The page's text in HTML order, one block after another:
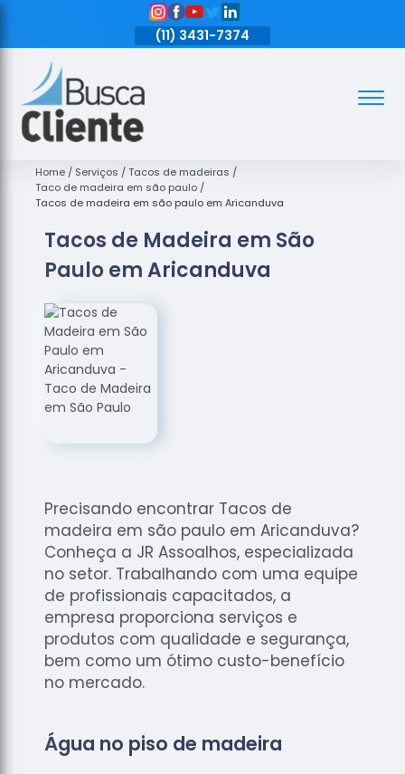
(11) 3431-7374
Assoalhos
de Madeira
Decks de
Empresas
de
de Madeira
Loja de
Assoalhos
Raspagem
de
Raspagem
de Tacos
de
Madeiras
Raspagens
de Pisos
Madeiras
Home Serviços
Tacos de madeiras
Taco de madeira em são paulo
Tacos de madeira em são paulo em Aricanduva
Tacos de Madeira em São
Paulo em Aricanduva
Precisando encontrar Tacos de
madeira em são paulo em Aricanduva?
Conheça a JR Assoalhos, especializada
no setor. Trabalhando com uma equipe
de profissionais capacitados, a
empresa proporciona serviços e
produtos com qualidade e segurança,
bem como um ótimo custo-benefício
no mercado.
Água no piso de madeira